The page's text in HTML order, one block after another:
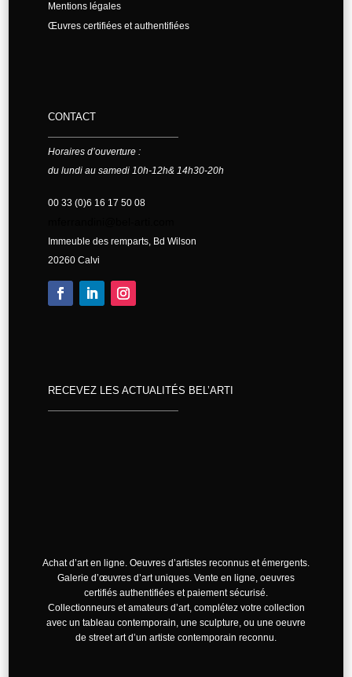
Mentions légales
Œuvres certifiées et authentifiées
CONTACT
Horaires d’ouverture :
du lundi au samedi 10h-12h& 14h30-20h
00 33 (0)6 16 17 50 08
Immeuble des remparts, Bd Wilson
20260 Calvi
RECEVEZ LES ACTUALITÉS BEL’ARTI
Achat d’art en ligne. Oeuvres d’artistes reconnus et émergents.
Galerie d’œuvres d’art uniques. Vente en ligne, oeuvres
certifiés authentifiées et paiement sécurisé.
Collectionneurs et amateurs d’art, complétez votre collection
avec un tableau contemporain, une sculpture, ou une oeuvre
de street art d’un artiste contemporain reconnu.